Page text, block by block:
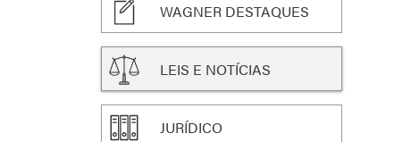
WAGNER DESTAQUES
LEIS E NOTÍCIAS
JURÍDICO